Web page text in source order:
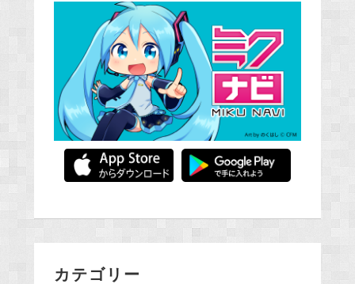
カテゴリー